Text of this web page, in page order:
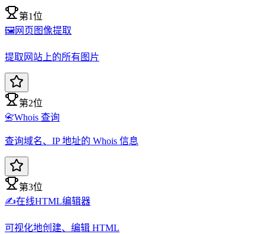
第1位
🖼️网页图像提取
提取网站上的所有图片
第2位
📇Whois 查询
查询域名、IP 地址的 Whois 信息
第3位
✍️在线HTML编辑器
可视化地创建、编辑 HTML